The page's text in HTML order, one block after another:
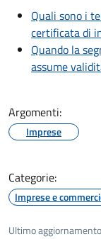
Quali sono i
certificata di
Quando la
assume
Argomenti:
Imprese
Categorie:
Imprese e
Ultimo